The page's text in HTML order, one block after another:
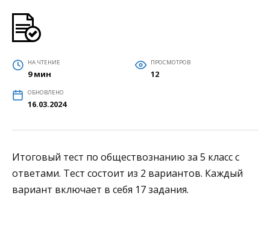
НА ЧТЕНИЕ
9 мин
ПРОСМОТРОВ
12
ОБНОВЛЕНО
16.03.2024
Итоговый тест по обществознанию за 5 класс с
ответами. Тест состоит из 2 вариантов. Каждый
вариант включает в себя 17 задания.